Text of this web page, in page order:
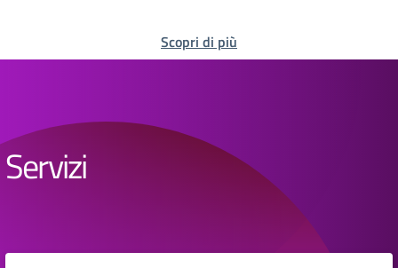
Scopri di più
Servizi